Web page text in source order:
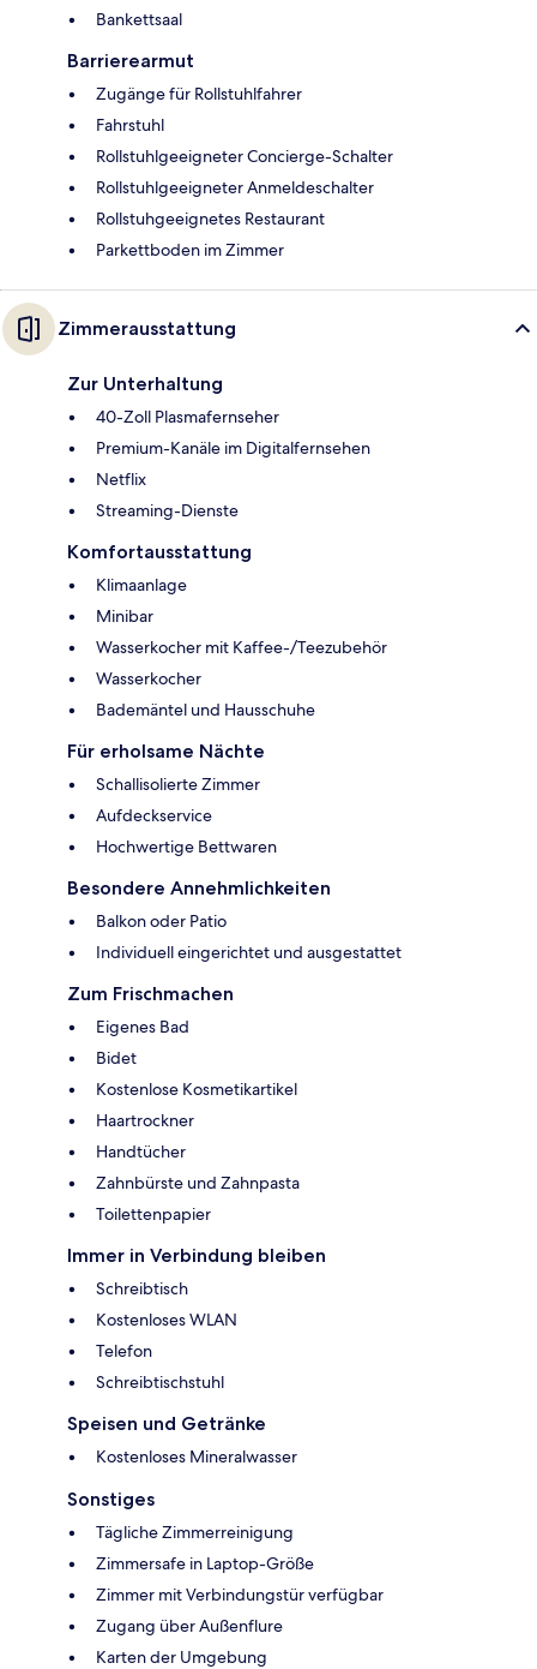
Bankettsaal
Barrierearmut
Zugänge für Rollstuhlfahrer
Fahrstuhl
Rollstuhlgeeigneter Concierge-Schalter
Rollstuhlgeeigneter Anmeldeschalter
Rollstuhgeeignetes Restaurant
Parkettboden im Zimmer
Zimmerausstattung
Zur Unterhaltung
40-Zoll Plasmafernseher
Premium-Kanäle im Digitalfernsehen
Netflix
Streaming-Dienste
Komfortausstattung
Klimaanlage
Minibar
Wasserkocher mit Kaffee-/Teezubehör
Wasserkocher
Bademäntel und Hausschuhe
Für erholsame Nächte
Schallisolierte Zimmer
Aufdeckservice
Hochwertige Bettwaren
Besondere Annehmlichkeiten
Balkon oder Patio
Individuell eingerichtet und ausgestattet
Zum Frischmachen
Eigenes Bad
Bidet
Kostenlose Kosmetikartikel
Haartrockner
Handtücher
Zahnbürste und Zahnpasta
Toilettenpapier
Immer in Verbindung bleiben
Schreibtisch
Kostenloses WLAN
Telefon
Schreibtischstuhl
Speisen und Getränke
Kostenloses Mineralwasser
Sonstiges
Tägliche Zimmerreinigung
Zimmersafe in Laptop-Größe
Zimmer mit Verbindungstür verfügbar
Zugang über Außenflure
Karten der Umgebung